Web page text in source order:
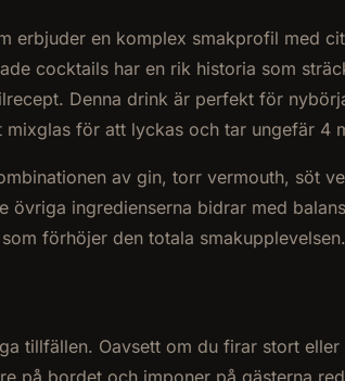
erbjuder en komplex smakprofil med
cocktails har en rik historia som
Denna drink är perfekt för
för att lyckas och tar ungefär 4
av gin, torr vermouth, söt
övriga ingredienserna bidrar med
förhöjer den totala
tillfällen. Oavsett om du firar stort
på bordet och imponer på gästerna